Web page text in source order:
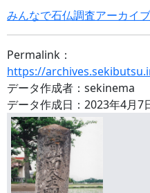
みんなで石仏調査アーカイブ
Permalink：
https://
データ作成者：sekinema
データ作成日：2023年4月7